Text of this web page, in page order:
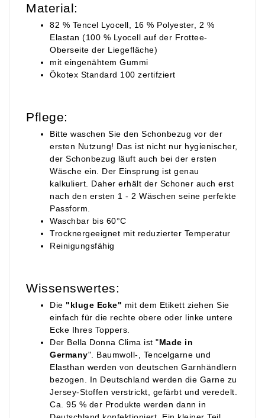
Material:
82 % Tencel Lyocell, 16 % Polyester, 2 %
Elastan (100 % Lyocell auf der Frottee-
Oberseite der Liegefläche)
mit eingenähtem Gummi
Ökotex Standard 100 zertifziert
Pflege:
Bitte waschen Sie den Schonbezug vor der
ersten Nutzung! Das ist nicht nur hygienischer,
der Schonbezug läuft auch bei der ersten
Wäsche ein. Der Einsprung ist genau
kalkuliert. Daher erhält der Schoner auch erst
nach den ersten 1 - 2 Wäschen seine perfekte
Passform.
Waschbar bis 60°C
Trocknergeeignet mit reduzierter Temperatur
Reinigungsfähig
Wissenswertes:
Die "kluge Ecke" mit dem Etikett ziehen Sie
einfach für die rechte obere oder linke untere
Ecke Ihres Toppers.
Der Bella Donna Clima ist "Made in
Germany". Baumwoll-, Tencelgarne und
Elasthan werden von deutschen Garnhändlern
bezogen. In Deutschland werden die Garne zu
Jersey-Stoffen verstrickt, gefärbt und veredelt.
Ca. 95 % der Produkte werden dann in